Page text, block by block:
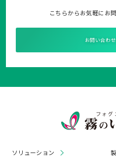
こちらからお気軽にお
お問い合わ
ソリューション